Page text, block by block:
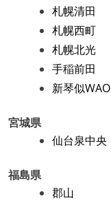
札幌清田
札幌西町
札幌北光
手稲前田
新琴似WAO
宮城県
仙台泉中央
福島県
郡山